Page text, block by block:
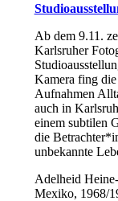
Ab dem 9.11.
Karlsruher
Kamera fing
Aufnahmen
auch in
einem subtilen
die
unbekannte
Adelheid
Mexiko, 1968/